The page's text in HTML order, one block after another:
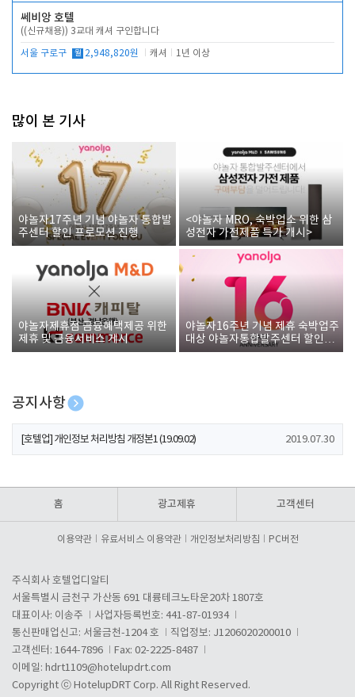
쎄비앙 호텔
((신규채용)) 3교대 캐셔 구인합니다
서울 구로구 월 2,948,820원 캐셔 1년 이상
많이 본 기사
야놀자17주년 기념 야놀자 통합발
주센터 할인 프로모션 진행
<야놀자 MRO, 숙박업소 위한 삼
성전자 가전제품 특가 개시>
야놀자제휴점 금융혜택제공 위한
제휴 및 금융서비스 게시
야놀자16주년 기념 제휴 숙박업주
대상 야놀자통합발주센터 할인쿠
폰 증정
공지사항
[호텔업] 개인정보 처리방침 개정본2 (19.09.02)
[호텔업] 개인정보 처리방침 개정본1 (19.09.02) 2019.07.30
홈 광고제휴 고객센터
이용약관 유료서비스 이용약관 개인정보처리방침 PC버전
주식회사 호텔업디알티
서울특별시 금천구 가산동 691 대륭테크노타운20차 1807호
대표이사: 이송주
사업자등록번호: 441-87-01934
통신판매업신고: 서울금천-1204 호
직업정보: J1206020200010
고객센터: 1644-7896
Fax: 02-2225-8487
이메일: hdrt1109@hotelupdrt.com
Copyright ⓒ HotelupDRT Corp. All Right Reserved.